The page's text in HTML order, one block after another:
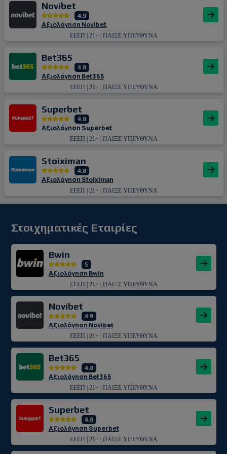
Novibet
4.9
Αξιολόγηση Novibet
ΕΕΕΠ | 21+ | ΠΑΙΞΕ ΥΠΕΥΘΥΝΑ
Bet365
4.8
Αξιολόγηση Bet365
ΕΕΕΠ | 21+ | ΠΑΙΞΕ ΥΠΕΥΘΥΝΑ
Superbet
4.8
Αξιολόγηση Superbet
ΕΕΕΠ | 21+ | ΠΑΙΞΕ ΥΠΕΥΘΥΝΑ
Stoiximan
4.8
Αξιολόγηση Stoiximan
ΕΕΕΠ | 21+ | ΠΑΙΞΕ ΥΠΕΥΘΥΝΑ
Στοιχηματικές Εταιρίες
Bwin
5
Αξιολόγηση Bwin
ΕΕΕΠ | 21+ | ΠΑΙΞΕ ΥΠΕΥΘΥΝΑ
Novibet
4.9
Αξιολόγηση Novibet
ΕΕΕΠ | 21+ | ΠΑΙΞΕ ΥΠΕΥΘΥΝΑ
Bet365
4.8
Αξιολόγηση Bet365
ΕΕΕΠ | 21+ | ΠΑΙΞΕ ΥΠΕΥΘΥΝΑ
Superbet
4.8
Αξιολόγηση Superbet
ΕΕΕΠ | 21+ | ΠΑΙΞΕ ΥΠΕΥΘΥΝΑ